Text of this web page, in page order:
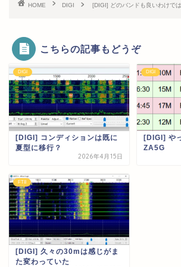
HOME DIGI [DIGI] どのバンドも良いわけで
こちらの記事もどうぞ
DIGI
[DIGI] コンディションは既に
夏型に移行？
2026年4月15日
DIGI
[DIGI] や
ZA5G
FT8
[DIGI] 久々の30mは感じがま
た変わっていた